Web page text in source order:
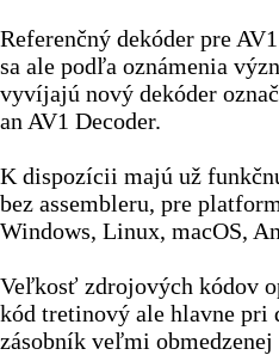
Referenčný dekóder pre
sa ale podľa oznámenia
vyvíjajú nový dekóder
an AV1 Decoder.
K dispozícii majú už
bez assembleru, pre
Windows, Linux, macOS,
Veľkosť zdrojových kódov
kód tretinový ale hlavne pri
zásobník veľmi